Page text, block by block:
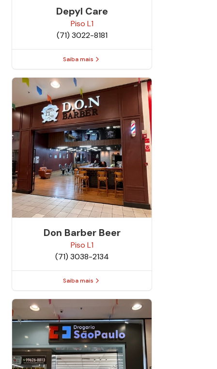
Depyl Care
Piso L1
(71) 3022-8181
Saiba mais
Don Barber Beer
Piso L1
(71) 3038-2134
Saiba mais